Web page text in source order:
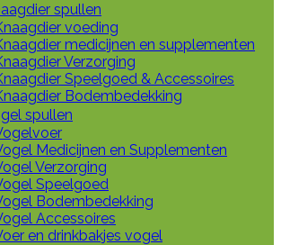
spullen
voeding
medicijnen en supplementen
Verzorging
Speelgoed & Accessoires
Bodembedekking
spullen
Medicijnen en Supplementen
Verzorging
Speelgoed
Bodembedekking
Accessoires
en drinkbakjes vogel